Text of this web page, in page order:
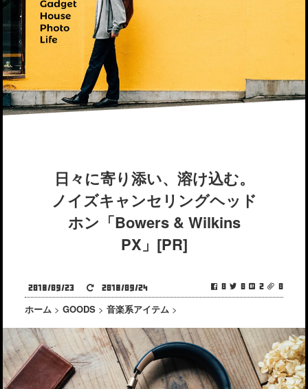
日々に寄り添い、溶け込む。
ノイズキャンセリングヘッド
ホン「Bowers & Wilkins
PX」[PR]
0 0 2 0
2018/09/23 2018/09/24
ホーム > GOODS > 音楽系アイテム >